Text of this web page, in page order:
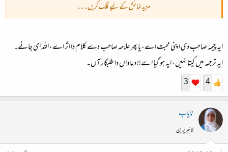
تیزترک گام زن منزل ما دور نیست
بس اک ذرا کو تیز تُر، ایہ واٹاں کوئی نہیں لمیاں
مزید نمائش کے لیے کلک کریں۔۔۔
ایہ چیمہ صاحب دی اپنی محبت اے، یا پھر علامہ صاحب دے کلام دا اثر اے، اللہ ای جانے۔
ایہ ترجمہ میں کیتا نہیں، ایہ ہو گیا اے!! دعاواں دا طلبگار آں۔
4
3
نایاب
لائبریرین